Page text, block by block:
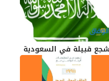
قبيلة في السعودية